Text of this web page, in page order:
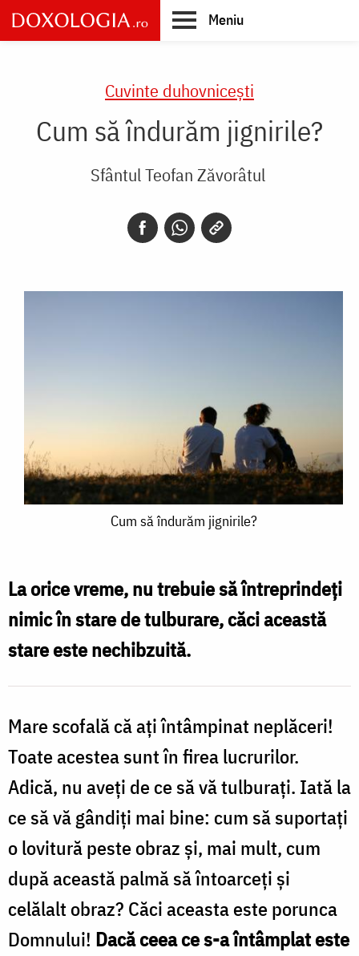
Skip
to
main
Meniu
Cuvinte duhovnicești
Cum să îndurăm jignirile?
Sfântul Teofan Zăvorâtul
jignirile?
Cum să îndurăm jignirile?
La orice vreme, nu trebuie să întreprindeți
nimic în stare de tulburare, căci această
stare este nechibzuită.
Mare scofală că aţi întâmpinat neplăceri!
Toate acestea sunt în firea lucrurilor.
Adică, nu aveţi de ce să vă tulburaţi. Iată la
ce să vă gândiţi mai bine: cum să suportaţi
o lovitură peste obraz şi, mai mult, cum
după această palmă să întoarceţi şi
celălalt obraz? Căci aceasta este porunca
Domnului! Dacă ceea ce s-a întâmplat este